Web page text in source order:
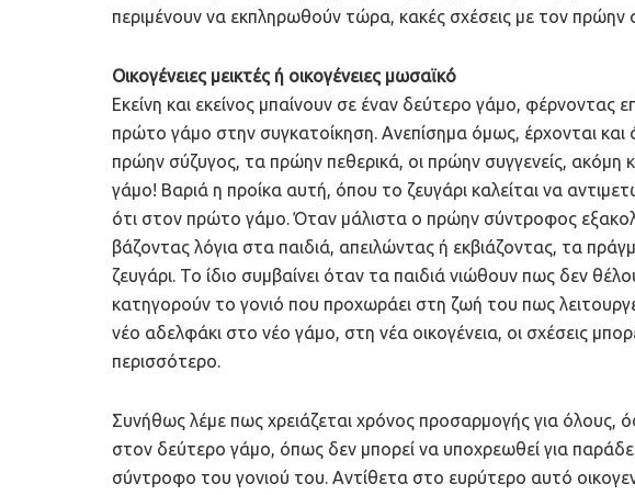
περιμένουν να εκπληρωθούν τώρα, κακές σχέσεις με τον πρώην
Οικογένειες μεικτές ή οικογένειες μωσαϊκό
Εκείνη και εκείνος μπαίνουν σε έναν δεύτερο γάμο, φέρνοντας
πρώτο γάμο στην συγκατοίκηση. Ανεπίσημα όμως, έρχονται και
πρώην σύζυγος, τα πρώην πεθερικά, οι πρώην συγγενείς, ακόμη
γάμο! Βαριά η προίκα αυτή, όπου το ζευγάρι καλείται να
ότι στον πρώτο γάμο. Όταν μάλιστα ο πρώην σύντροφος
βάζοντας λόγια στα παιδιά, απειλώντας ή εκβιάζοντας, τα
ζευγάρι. Το ίδιο συμβαίνει όταν τα παιδιά νιώθουν πως δεν
κατηγορούν το γονιό που προχωράει στη ζωή του πως
νέο αδελφάκι στο νέο γάμο, στη νέα οικογένεια, οι σχέσεις
περισσότερο.
Συνήθως λέμε πως χρειάζεται χρόνος προσαρμογής για όλους,
στον δεύτερο γάμο, όπως δεν μπορεί να υποχρεωθεί για
σύντροφο του γονιού του. Αντίθετα στο ευρύτερο αυτό